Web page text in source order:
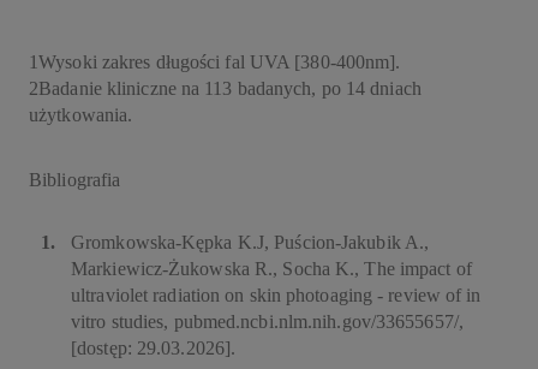
1Wysoki zakres długości fal UVA [380-400nm].
2Badanie kliniczne na 113 badanych, po 14 dniach
użytkowania.
Bibliografia
Gromkowska-Kępka K.J, Puścion-Jakubik A.,
Markiewicz-Żukowska R., Socha K., The impact of
ultraviolet radiation on skin photoaging - review of in
vitro studies, pubmed.ncbi.nlm.nih.gov/33655657/,
[dostęp: 29.03.2026].